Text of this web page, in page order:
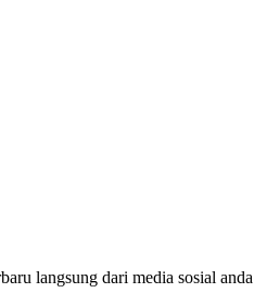
langsung dari media sosial anda